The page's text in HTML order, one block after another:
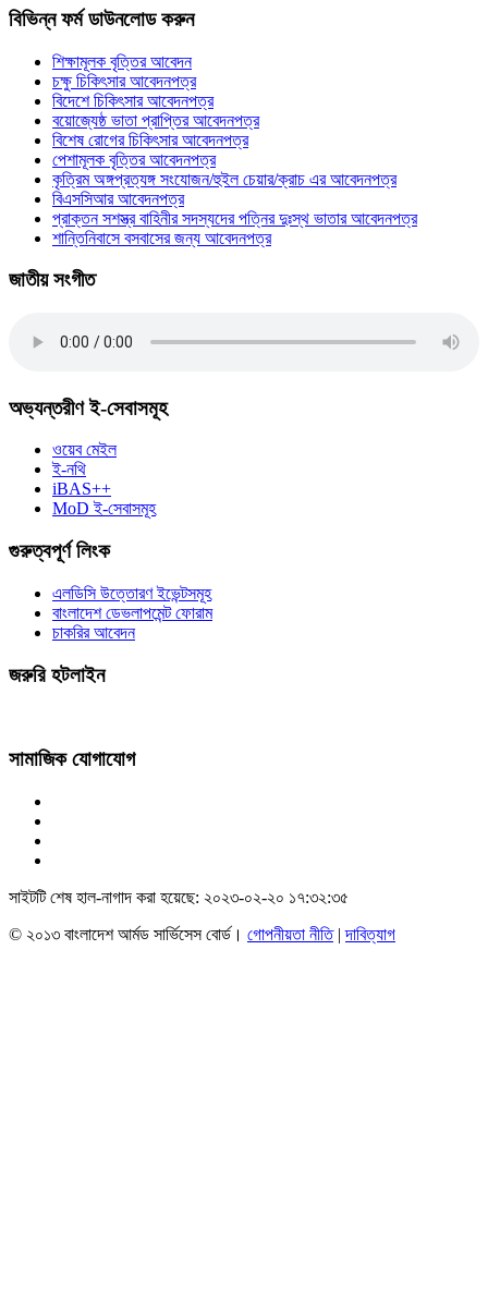
বিভিন্ন ফর্ম ডাউনলোড করুন
শিক্ষামূলক বৃত্তির আবেদন
চক্ষু চিকিৎসার আবেদনপত্র
বিদেশে চিকিৎসার আবেদনপত্র
বয়োজ্যেষ্ঠ ভাতা প্রাপ্তির আবেদনপত্র
বিশেষ রোগের চিকিৎসার আবেদনপত্র
পেশামূলক বৃত্তির আবেদনপত্র
কৃত্রিম অঙ্গপ্রত্যঙ্গ সংযোজন/হুইল চেয়ার/ক্রাচ এর আবেদনপত্র
বিএসসিআর আবেদনপত্র
প্রাক্তন সশস্ত্র বাহিনীর সদস্যদের পত্নির দুঃস্থ ভাতার আবেদনপত্র
শান্তিনিবাসে বসবাসের জন্য আবেদনপত্র
জাতীয় সংগীত
অভ্যন্তরীণ ই-সেবাসমূহ
ওয়েব মেইল
ই-নথি
iBAS++
MoD ই-সেবাসমূহ
গুরুত্বপূর্ণ লিংক
এলডিসি উত্তোরণ ইভেন্টসমূহ
বাংলাদেশ ডেভলাপমেন্ট ফোরাম
চাকরির আবেদন
জরুরি হটলাইন
সামাজিক যোগাযোগ
সাইটটি শেষ হাল-নাগাদ করা হয়েছে: ২০২৩-০২-২০ ১৭:৩২:৩৫
© ২০১৩ বাংলাদেশ আর্মড সার্ভিসেস বোর্ড। গোপনীয়তা নীতি|দাবিত্যাগ